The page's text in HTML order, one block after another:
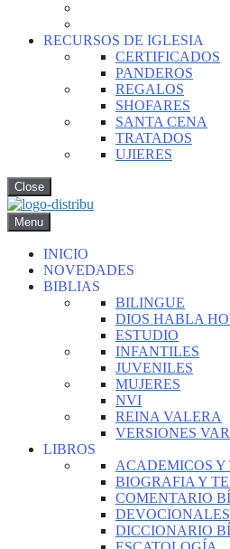
RECURSOS DE IGLESIA
CERTIFICADOS
PANDEROS
REGALOS
SHOFARES
SANTA CENA
TRATADOS
UJIERES
Close
Menu
INICIO
NOVEDADES
BIBLIAS
BILINGUE
DIOS HABLA
ESTUDIO
INFANTILES
JUVENILES
MUJERES
NVI
REINA VALERA
VERSIONES
LIBROS
ACADEMICOS Y
BIOGRAFIA Y
COMENTARIO
DEVOCIONALES
DICCIONARIO